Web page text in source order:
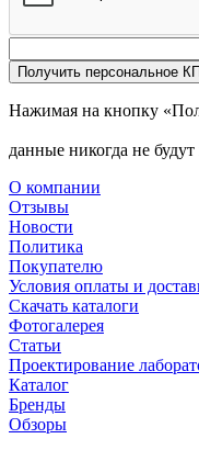
Получить персональное КП
Нажимая на кнопку
данные никогда не
О компании
Отзывы
Новости
Политика
Покупателю
Условия оплаты и
Скачать каталоги
Фотогалерея
Статьи
Проектирование
Каталог
Бренды
Обзоры